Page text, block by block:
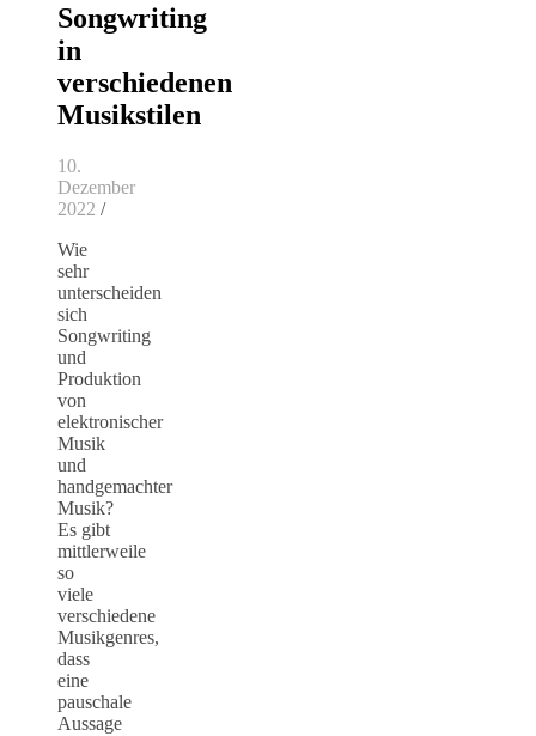
Songwriting
in
verschiedenen
Musikstilen
10.
Dezember
2022 /
Wie
sehr
unterscheiden
sich
Songwriting
und
Produktion
von
elektronischer
Musik
und
handgemachter
Musik?
Es gibt
mittlerweile
so
viele
verschiedene
Musikgenres,
dass
eine
pauschale
Aussage